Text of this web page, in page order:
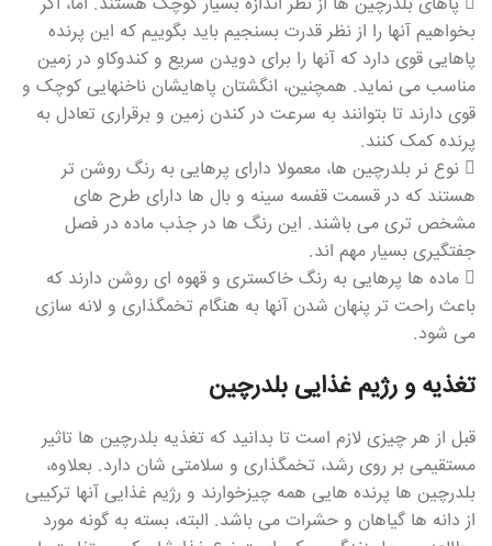
بخواهیم آنها را از نظر قدرت بسنجیم باید بگوییم که این پرنده
پاهایی قوی دارد که آنها را برای دویدن سریع و کندوکاو در زمین
مناسب می نماید. همچنین، انگشتان پاهایشان ناخنهایی کوچک و
قوی دارند تا بتوانند به سرعت در کندن زمین و برقراری تعادل به
پرنده کمک کنند.
 نوع نر بلدرچین ها، معمولا دارای پرهایی به رنگ روشن تر
هستند که در قسمت قفسه سینه و بال ها دارای طرح های
مشخص تری می باشند. این رنگ ها در جذب ماده در فصل
جفتگیری بسیار مهم اند.
 ماده ها پرهایی به رنگ خاکستری و قهوه ای روشن دارند که
باعث راحت تر پنهان شدن آنها به هنگام تخمگذاری و لانه سازی
می شود.
تغذیه و رژیم غذایی بلدرچین
قبل از هر چیزی لازم است تا بدانید که تغذیه بلدرچین ها تاثیر
مستقیمی بر روی رشد، تخمگذاری و سلامتی شان دارد. بعلاوه،
بلدرچین ها پرنده هایی همه چیزخوارند و رژیم غذایی آنها ترکیبی
از دانه ها گیاهان و حشرات می باشد. البته، بسته به گونه مورد